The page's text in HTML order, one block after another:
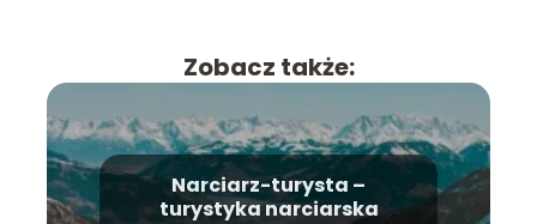
Zobacz także:
Narciarz-turysta –
turystyka narciarska